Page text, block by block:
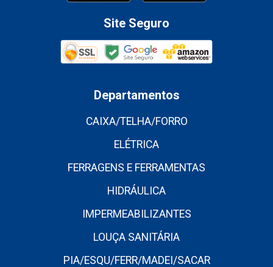
Site Seguro
Departamentos
CAIXA/TELHA/FORRO
ELÉTRICA
FERRAGENS E FERRAMENTAS
HIDRÁULICA
IMPERMEABILIZANTES
LOUÇA SANITÁRIA
PIA/ESQU/FERR/MADEI/SACAR